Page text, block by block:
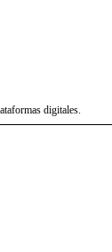
digitales.